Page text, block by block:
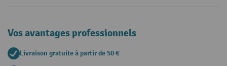
Vos avantages professionnels
Livraison gratuite à partir de 50 €